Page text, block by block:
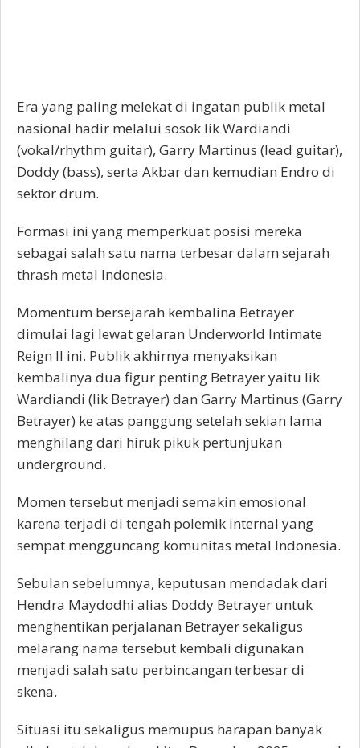
Era yang paling melekat di ingatan publik metal
nasional hadir melalui sosok Iik Wardiandi
(vokal/rhythm guitar), Garry Martinus (lead guitar),
Doddy (bass), serta Akbar dan kemudian Endro di
sektor drum.
Formasi ini yang memperkuat posisi mereka
sebagai salah satu nama terbesar dalam sejarah
thrash metal Indonesia.
Momentum bersejarah kembalina Betrayer
dimulai lagi lewat gelaran Underworld Intimate
Reign II ini. Publik akhirnya menyaksikan
kembalinya dua figur penting Betrayer yaitu Iik
Wardiandi (Iik Betrayer) dan Garry Martinus (Garry
Betrayer) ke atas panggung setelah sekian lama
menghilang dari hiruk pikuk pertunjukan
underground.
Momen tersebut menjadi semakin emosional
karena terjadi di tengah polemik internal yang
sempat mengguncang komunitas metal Indonesia.
Sebulan sebelumnya, keputusan mendadak dari
Hendra Maydodhi alias Doddy Betrayer untuk
menghentikan perjalanan Betrayer sekaligus
melarang nama tersebut kembali digunakan
menjadi salah satu perbincangan terbesar di
skena.
Situasi itu sekaligus memupus harapan banyak